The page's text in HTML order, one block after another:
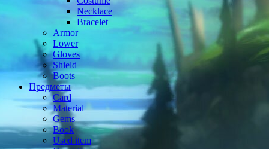
Necklace
Bracelet
Armor
Lower
Gloves
Shield
Boots
Предметы
Card
Material
Gems
Book
Used item